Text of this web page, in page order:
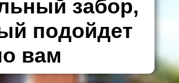
забор,
подойдет
вам